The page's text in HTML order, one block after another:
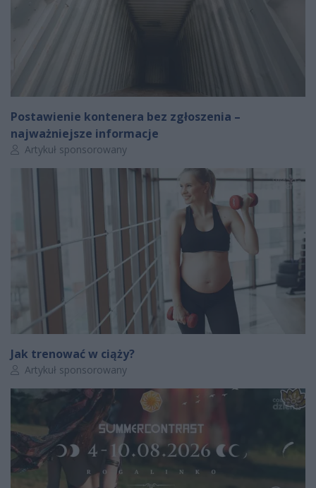
Postawienie kontenera bez zgłoszenia –
najważniejsze informacje
Autor artykułu:
Artykuł sponsorowany
Jak trenować w ciąży?
Autor artykułu:
Artykuł sponsorowany